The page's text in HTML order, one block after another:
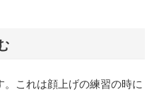
これは顔上げの練習の時に